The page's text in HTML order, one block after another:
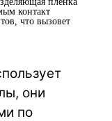
контакт
что вызовет
они
по